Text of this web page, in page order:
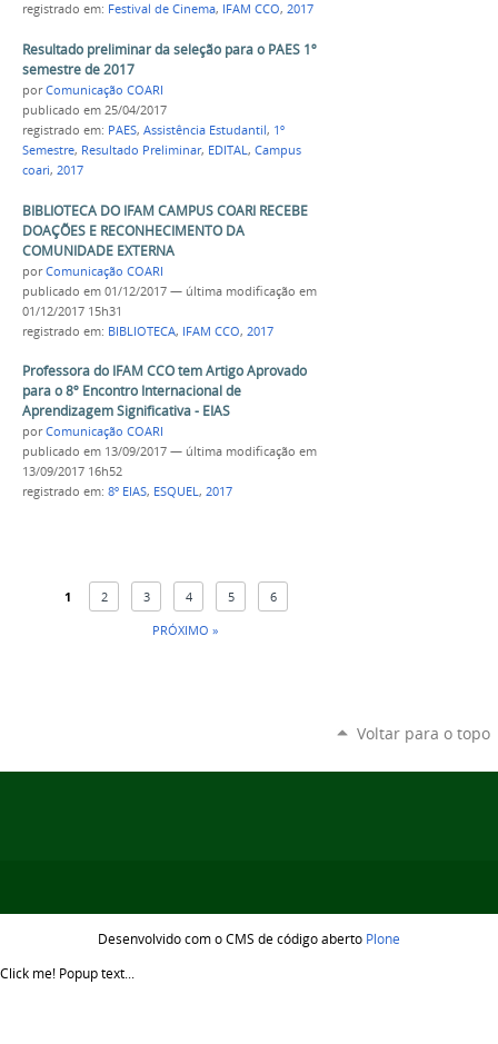
registrado em: Festival de Cinema, IFAM CCO, 2017
Resultado preliminar da seleção para o PAES 1º
semestre de 2017
porComunicação COARI
publicado em 25/04/2017
registrado em: PAES, Assistência Estudantil, 1º
Semestre, Resultado Preliminar, EDITAL, Campus
coari, 2017
BIBLIOTECA DO IFAM CAMPUS COARI RECEBE
DOAÇÕES E RECONHECIMENTO DA
COMUNIDADE EXTERNA
porComunicação COARI
publicado em 01/12/2017 — última modificação em
01/12/2017 15h31
registrado em: BIBLIOTECA, IFAM CCO, 2017
Professora do IFAM CCO tem Artigo Aprovado
para o 8º Encontro Internacional de
Aprendizagem Significativa - EIAS
porComunicação COARI
publicado em 13/09/2017 — última modificação em
13/09/2017 16h52
registrado em: 8º EIAS, ESQUEL, 2017
1 2 3 4 5
6
PRÓXIMO »
Voltar para o topo
Desenvolvido com o CMS de código aberto Plone
Click me! Popup text...